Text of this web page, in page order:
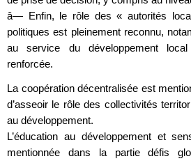
â— Enfin, le rôle des « autorités
politiques est pleinement reconnu,
au service du développement local
renforcée.
La coopération décentralisée est
d’asseoir le rôle des collectivités
au développement.
L’éducation au développement et
mentionnée dans la partie défis